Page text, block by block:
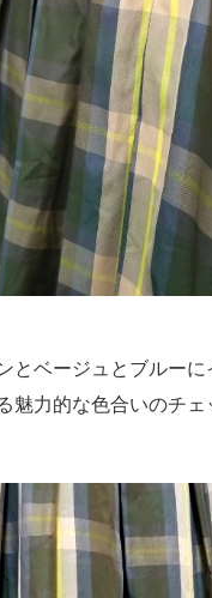
とベージュとブルーに
魅力的な色合いのチ